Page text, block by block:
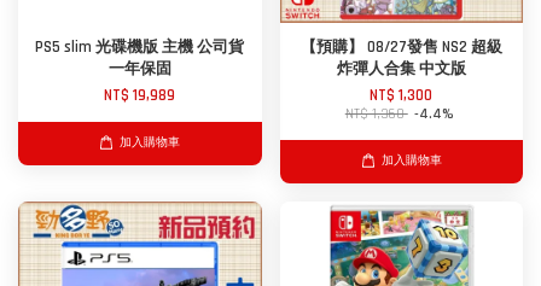
PS5 slim 光碟機版 主機 公司貨
一年保固
NT$ 19,989
加入購物車
【預購】 08/27發售 NS2 超級
炸彈人合集 中文版
NT$ 1,300
NT$ 1,360 -4.4%
加入購物車